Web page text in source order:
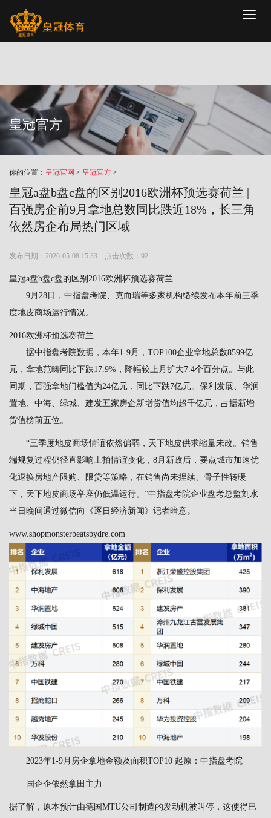
皇冠官方
你的位置： 皇冠官网 > 皇冠官方 >
皇冠a盘b盘c盘的区别2016欧洲杯预选赛荷兰 |
百强房企前9月拿地总数同比跌近18%，长三角
依然房企布局热门区域
发布日期：2026-05-08 15:33 点击次数：92
皇冠a盘b盘c盘的区别2016欧洲杯预选赛荷兰
9月28日，中指盘考院、克而瑞等多家机构络续发布本年前三季
度地皮商场运行情况。
2016欧洲杯预选赛荷兰
据中指盘考院数据，本年1-9月，TOP100企业拿地总数8599亿
元，拿地范畴同比下跌17.9%，降幅较上月扩大7.4个百分点。与此
同期，百强拿地门槛值为24亿元，同比下跌7亿元。保利发展、华润
置地、中海、绿城、建发五家房企新增货值均超千亿元，占据新增
货值榜前五位。
“三季度地皮商场情谊依然偏弱，天下地皮供求缩量未改。销售
端规复过程仍径直影响土拍情谊变化，8月新政后，要点城市加速优
化退换房地产限购、限贷等策略，在销售尚未捏续、骨子性转暖
下，天下地皮商场举座仍低温运行。”中指盘考院企业盘考总监刘水
当日晚间通过微信向《逐日经济新闻》记者暗意。
www.shopmonsterbeatsbydre.com
2023年1-9月房企拿地金额及面积TOP10 起原：中指盘考院
国企企依然拿田主力
据了解，原本预计由德国MTU公司制造的发动机被叫停，这使得巴